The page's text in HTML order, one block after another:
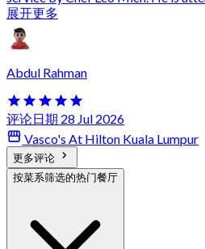
展开更多
Abdul Rahman
评论日期 28 Jul 2026
Vasco's At Hilton Kuala Lumpur
更多评论
按菜系筛选的热门餐厅